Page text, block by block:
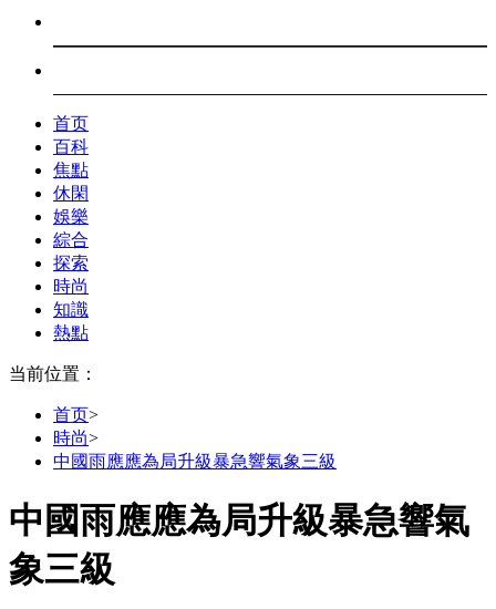
首页
百科
焦點
休閑
娛樂
綜合
探索
時尚
知識
熱點
当前位置：
首页>
時尚>
中國雨應應為局升級暴急響氣象三級
中國雨應應為局升級暴急響氣
象三級